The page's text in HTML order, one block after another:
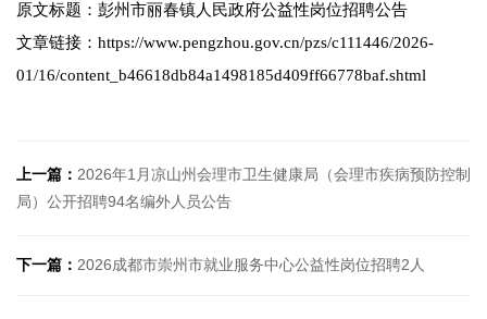
原文标题：彭州市丽春镇人民政府公益性岗位招聘公告
文章链接：https://www.pengzhou.gov.cn/pzs/c111446/2026-
01/16/content_b46618db84a1498185d409ff66778baf.shtml
上一篇： 2026年1月凉山州会理市卫生健康局（会理市疾病预防控制
局）公开招聘94名编外人员公告
下一篇： 2026成都市崇州市就业服务中心公益性岗位招聘2人